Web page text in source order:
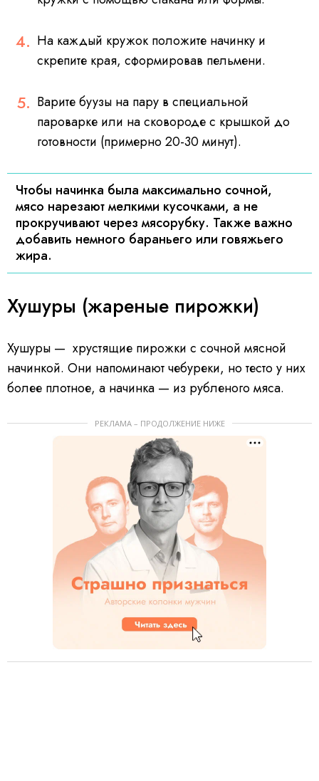
На каждый кружок положите начинку и
скрепите края, сформировав пельмени.
Варите буузы на пару в специальной
пароварке или на сковороде с крышкой до
готовности (примерно 20-30 минут).
Чтобы начинка была максимально сочной,
мясо нарезают мелкими кусочками, а не
прокручивают через мясорубку. Также важно
добавить немного бараньего или говяжьего
жира.
Хушуры (жареные пирожки)
Хушуры — хрустящие пирожки с сочной мясной
начинкой. Они напоминают чебуреки, но тесто у них
более плотное, а начинка — из рубленого мяса.
РЕКЛАМА – ПРОДОЛЖЕНИЕ НИЖЕ